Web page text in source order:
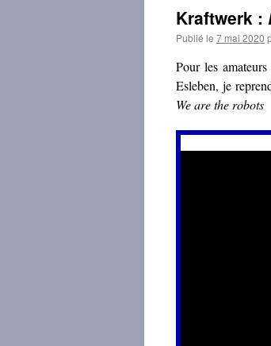
Kraftwerk :
Publié le 7 mai 2020
Pour les
Esleben, je
We are the robots